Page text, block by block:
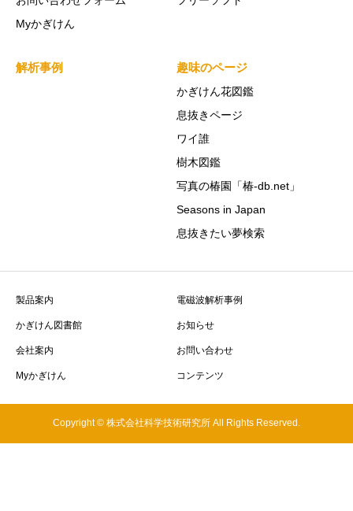
Myかぎけん
解析事例 趣味のページ
かぎけん花図鑑
息抜きページ
ワイ誰
樹木図鑑
写真の椿園「椿-db.net」
Seasons in Japan
息抜きたい夢検索
製品案内 電磁波解析事例
かぎけん図書館 お知らせ
会社案内 お問い合わせ
Myかぎけん コンテンツ
Copyright © 株式会社科学技術研究所 All Rights Reserved.